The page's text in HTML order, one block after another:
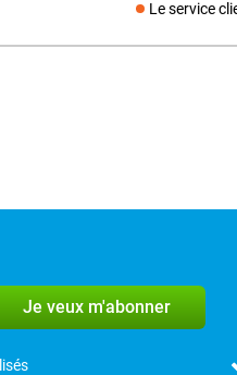
Le service
Média social
Je veux m'abonner